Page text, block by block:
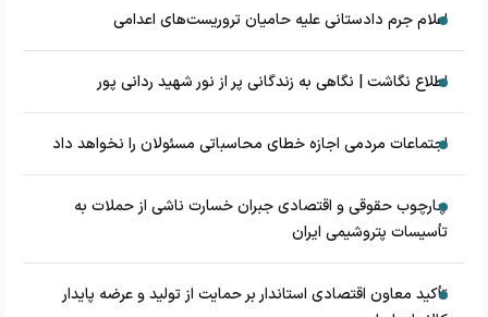
اعلام جرم دادستانی علیه حامیان تروریست‌های اعدامی
اطلاع نگاشت | نگاهی به زندگانی پر از نور شهید ردانی پور
اجتماعات مردمی اجازه خطای محاسباتی مسئولان را نخواهد داد
چارچوب حقوقی و اقتصادی جبران خسارت ناشی از حملات به
تأسیسات پتروشیمی ایران
تأکید معاون اقتصادی استاندار بر حمایت از تولید و عرضه پایدار